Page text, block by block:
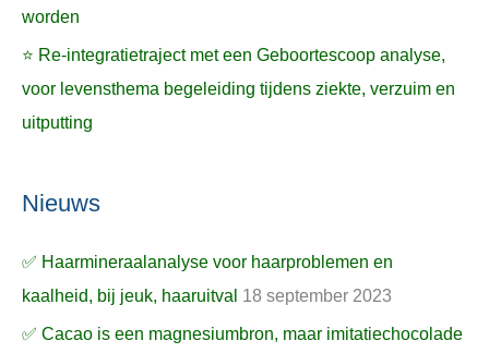
worden
⭐ Re-integratietraject met een Geboortescoop analyse,
voor levensthema begeleiding tijdens ziekte, verzuim en
uitputting
Nieuws
✅ Haarmineraalanalyse voor haarproblemen en
kaalheid, bij jeuk, haaruitval 18 september 2023
✅ Cacao is een magnesiumbron, maar imitatiechocolade